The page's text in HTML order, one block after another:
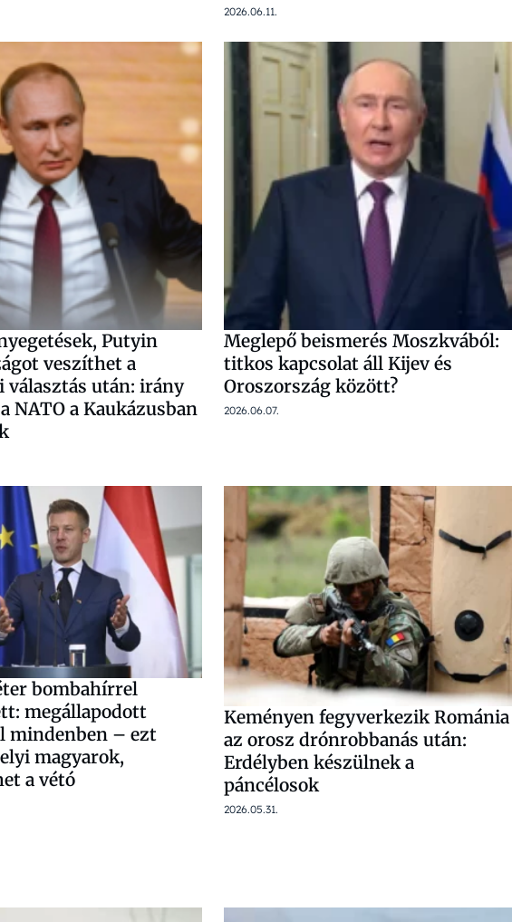
2026.06.11.
Putyin
veszíthet a
után: irány
NATO a Kaukázusban
Meglepő beismerés Moszkvából:
titkos kapcsolat áll Kijev és
Oroszország között?
2026.06.07.
bombahírrel
megállapodott
mindenben – ezt
magyarok,
a vétó
Keményen fegyverkezik Románia
az orosz drónrobbanás után:
Erdélyben készülnek a
páncélosok
2026.05.31.